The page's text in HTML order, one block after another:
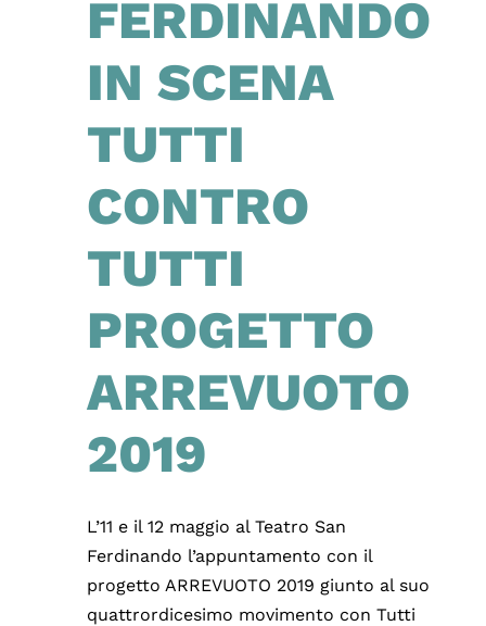
FERDINANDO
IN SCENA
TUTTI
CONTRO
TUTTI
PROGETTO
ARREVUOTO
2019
L’11 e il 12 maggio al Teatro San
Ferdinando l’appuntamento con il
progetto ARREVUOTO 2019 giunto al suo
quattrordicesimo movimento con Tutti